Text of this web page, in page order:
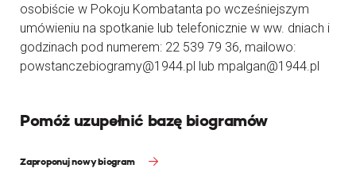
osobiście w Pokoju Kombatanta po wcześniejszym
umówieniu na spotkanie lub telefonicznie w ww. dniach i
godzinach pod numerem: 22 539 79 36, mailowo:
powstanczebiogramy@1944.pl lub mpalgan@1944.pl
Pomóż uzupełnić bazę biogramów
Zaproponuj nowy biogram